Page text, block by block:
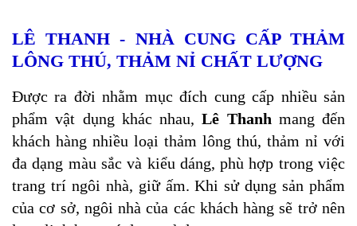
LÊ THANH - NHÀ CUNG CẤP THẢM
LÔNG THÚ, THẢM NỈ CHẤT LƯỢNG
Được ra đời nhằm mục đích cung cấp nhiều sản
phẩm vật dụng khác nhau, Lê Thanh mang đến
khách hàng nhiều loại thảm lông thú, thảm nỉ với
đa dạng màu sắc và kiểu dáng, phù hợp trong việc
trang trí ngôi nhà, giữ ấm. Khi sử dụng sản phẩm
của cơ sở, ngôi nhà của các khách hàng sẽ trở nên